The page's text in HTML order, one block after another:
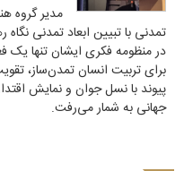
مدیر گروه
تمدنی با تبیین ابعاد تمدنی
در منظومه فکری ایشان تنها یک
برای تربیت انسان تمدن‌ساز،
پیوند با نسل جوان و نمایش
جهانی به شمار می‌رفت.